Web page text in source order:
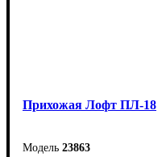
Прихожая Лофт ПЛ-18
23863